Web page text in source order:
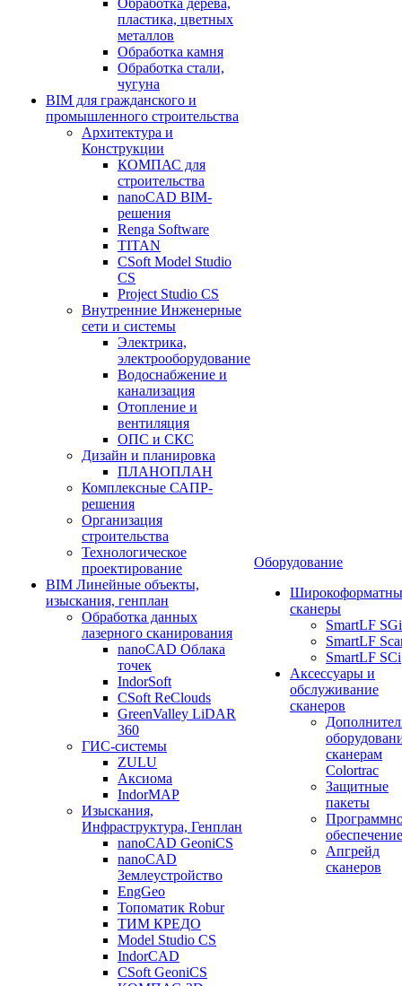
Обработка дерева,
пластика, цветных
металлов
Обработка камня
Обработка стали,
чугуна
BIM для гражданского и
промышленного строительства
Архитектура и
Конструкции
КОМПАС для
строительства
nanoCAD BIM-
решения
Renga Software
TITAN
CSoft Model Studio
CS
Project Studio CS
Внутренние Инженерные
сети и системы
Электрика,
электрооборудование
Водоснабжение и
канализация
Отопление и
вентиляция
ОПС и СКС
Дизайн и планировка
ПЛАНОПЛАН
Комплексные САПР-
решения
Организация
строительства
Технологическое
проектирование
BIM Линейные объекты,
изыскания, генплан
Обработка данных
лазерного сканирования
nanoCAD Облака
точек
IndorSoft
CSoft ReClouds
GreenValley LiDAR
360
ГИС-системы
ZULU
Аксиома
IndorMAP
Изыскания,
Инфраструктура, Генплан
nanoCAD GeoniCS
nanoCAD
Землеустройство
EngGeo
Топоматик Robur
ТИМ КРЕДО
Model Studio CS
IndorCAD
CSoft GeoniCS
Оборудование
сканеры
SmartLF SGi
SmartLF
SmartLF SCi
Аксессуары и
обслуживание
сканеров
сканерам
Colortrac
Защитные
пакеты
обеспечение
Апгрейд
сканеров